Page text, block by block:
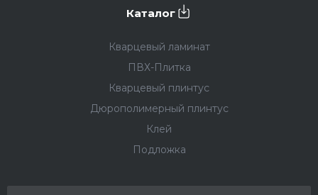
Каталог
Кварцевый ламинат
ПВХ-Плитка
Кварцевый плинтус
Дюрополимерный плинтус
Клей
Подложка